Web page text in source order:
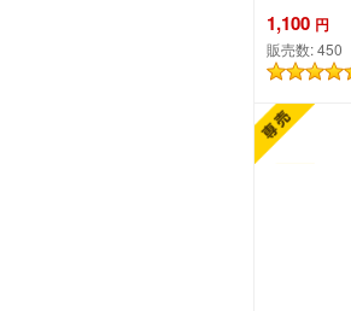
1,100 円
販売数:450